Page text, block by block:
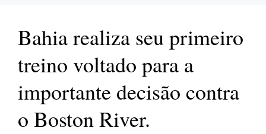
Bahia realiza seu primeiro
treino voltado para a
importante decisão contra
o Boston River.